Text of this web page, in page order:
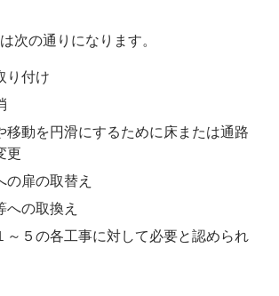
次の通りになります。
り付け
移動を円滑にするために床または通路
更
の扉の取替え
への取換え
～５の各工事に対して必要と認められ